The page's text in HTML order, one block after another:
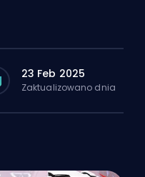
23 Feb 2025
Zaktualizowano dnia